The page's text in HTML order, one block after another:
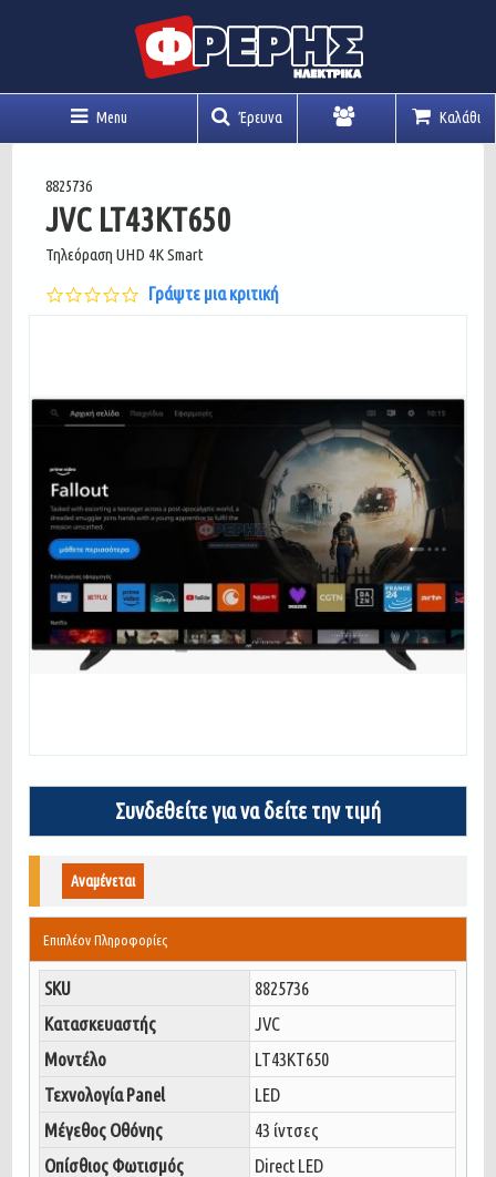
Menu Έρευνα Καλάθι
8825736
JVC LT43KT650
Τηλεόραση UHD 4K Smart
0.0
star
Γράψτε μια κριτική
Συνδεθείτε για να δείτε την τιμή
Αναμένεται
Επιπλέον Πληροφορίες
SKU
8825736
Κατασκευαστής
JVC
Μοντέλο
LT43KT650
Τεχνολογία Panel
LED
Μέγεθος Οθόνης
43 ίντσες
Οπίσθιος Φωτισμός
Direct LED